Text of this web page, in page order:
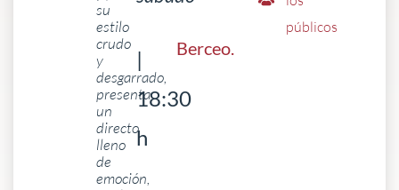
su
estilo
crudo
y
desgarrado,
presenta
un
directo
lleno
de
emoción,
|
18:30
h
Berceo.
públicos